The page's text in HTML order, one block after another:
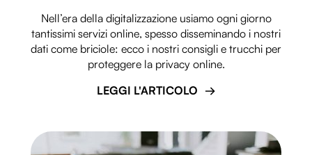
Nell’era della digitalizzazione usiamo ogni giorno
tantissimi servizi online, spesso disseminando i nostri
dati come briciole: ecco i nostri consigli e trucchi per
proteggere la privacy online.
LEGGI L'ARTICOLO